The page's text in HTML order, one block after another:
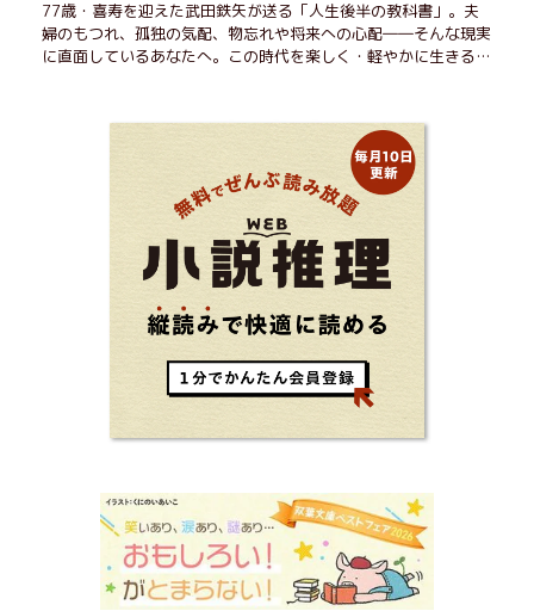
77歳・喜寿を迎えた武田鉄矢が送る「人生後半の教科書」。夫
婦のもつれ、孤独の気配、物忘れや将来への心配――そんな現実
に直面しているあなたへ。この時代を楽しく・軽やかに生きるヒ
ら！ 読むだけで前向きになれる一冊。